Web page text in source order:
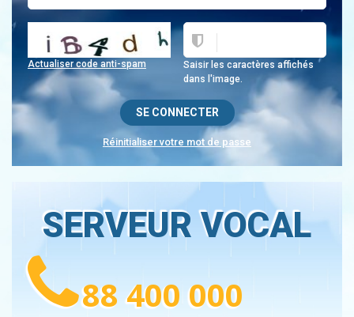
Saisir les caractères affichés
dans l'image.
Actualiser code anti-spam
Réinitialiser votre mot de passe
SERVEUR VOCAL
88 400 000